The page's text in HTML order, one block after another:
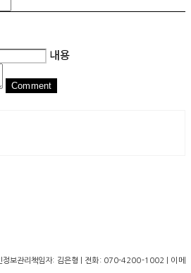
내용
Comment
정보관리책임자: 김은형 | 전화: 070-4200-1002 | 이메